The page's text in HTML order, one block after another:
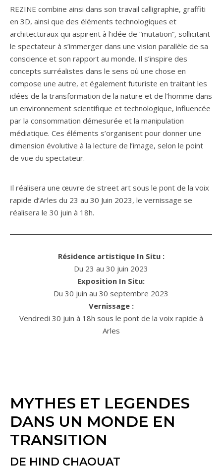
REZINE combine ainsi dans son travail calligraphie, graffiti
en 3D, ainsi que des éléments technologiques et
architecturaux qui aspirent à l’idée de “mutation”, sollicitant
le spectateur à s’immerger dans une vision parallèle de sa
conscience et son rapport au monde. Il s’inspire des
concepts surréalistes dans le sens où une chose en
compose une autre, et également futuriste en traitant les
idées de la transformation de la nature et de l’homme dans
un environnement scientifique et technologique, influencée
par la consommation démesurée et la manipulation
médiatique. Ces éléments s’organisent pour donner une
dimension évolutive à la lecture de l’image, selon le point
de vue du spectateur.
Il réalisera une œuvre de street art sous le pont de la voix
rapide d’Arles du 23 au 30 Juin 2023, le vernissage se
réalisera le 30 juin à 18h.
Résidence artistique In Situ :
Du 23 au 30 juin 2023
Exposition In Situ:
Du 30 juin au 30 septembre 2023
Vernissage :
Vendredi 30 juin à 18h sous le pont de la voix rapide à
Arles
MYTHES ET LEGENDES
DANS UN MONDE EN
TRANSITION
DE HIND CHAOUAT